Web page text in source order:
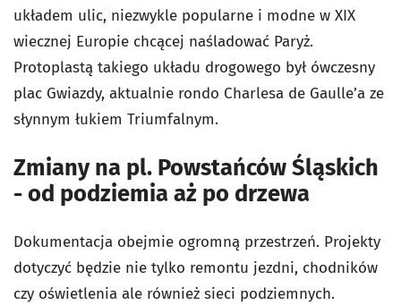
układem ulic, niezwykle popularne i modne w XIX
wiecznej Europie chcącej naśladować Paryż.
Protoplastą takiego układu drogowego był ówczesny
plac Gwiazdy, aktualnie rondo Charlesa de Gaulle’a ze
słynnym łukiem Triumfalnym.
Zmiany na pl. Powstańców Śląskich
- od podziemia aż po drzewa
Dokumentacja obejmie ogromną przestrzeń. Projekty
dotyczyć będzie nie tylko remontu jezdni, chodników
czy oświetlenia ale również sieci podziemnych.